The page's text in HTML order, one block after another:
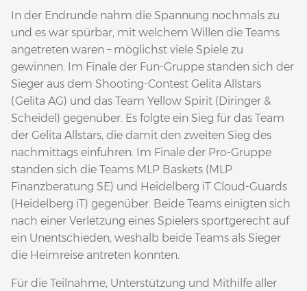
In der Endrunde nahm die Spannung nochmals zu
und es war spürbar, mit welchem Willen die Teams
angetreten waren – möglichst viele Spiele zu
gewinnen. Im Finale der Fun-Gruppe standen sich der
Sieger aus dem Shooting-Contest Gelita Allstars
(Gelita AG) und das Team Yellow Spirit (Diringer &
Scheidel) gegenüber. Es folgte ein Sieg für das Team
der Gelita Allstars, die damit den zweiten Sieg des
nachmittags einfuhren. Im Finale der Pro-Gruppe
standen sich die Teams MLP Baskets (MLP
Finanzberatung SE) und Heidelberg iT Cloud-Guards
(Heidelberg iT) gegenüber. Beide Teams einigten sich
nach einer Verletzung eines Spielers sportgerecht auf
ein Unentschieden, weshalb beide Teams als Sieger
die Heimreise antreten konnten.
Für die Teilnahme, Unterstützung und Mithilfe aller